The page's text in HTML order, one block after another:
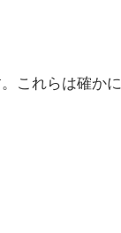
これらは確か